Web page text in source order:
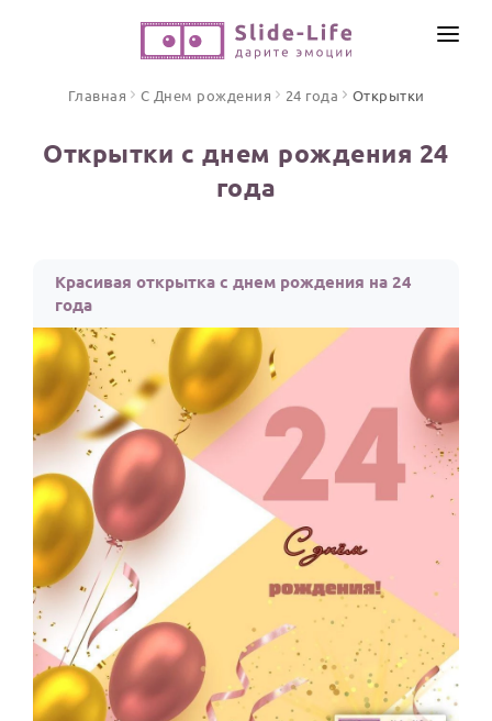
Открытки
Стихи и тексты
ПРАЗДНИКИ
С Днем рождения
Юбилей
Свадьба
Годовщина свадьбы
Календарь праздников
КОМУ
Женщине
Мужчине
ИНСТРУМЕНТЫ
ОТЗЫВЫ
Главная С Днем рождения 24 года Открытки
Открытки с днем рождения 24
года
Красивая открытка с днем рождения на 24
года